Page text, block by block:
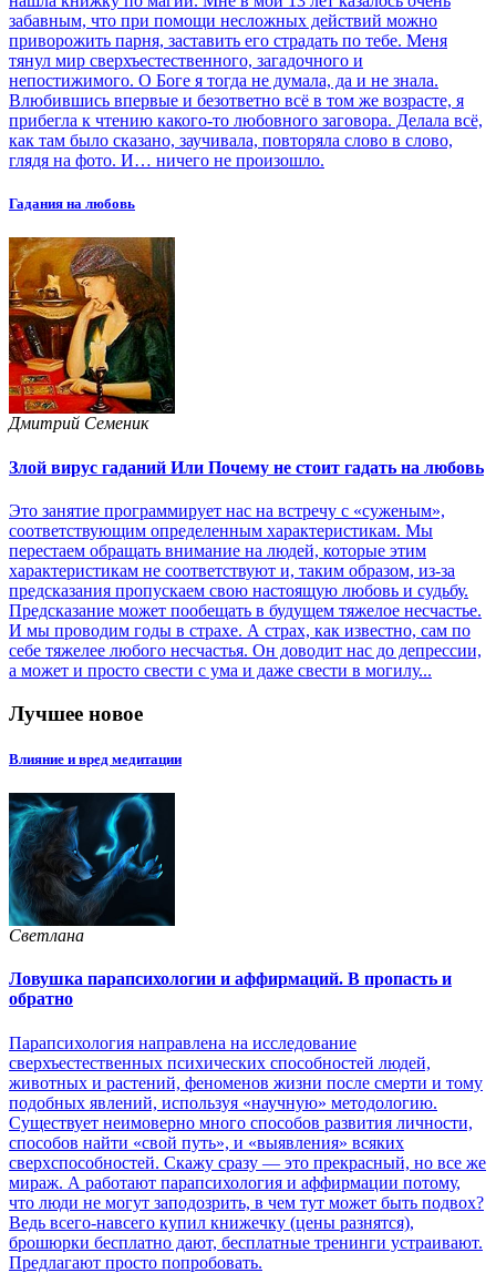
забавным, что при помощи несложных действий можно
приворожить парня, заставить его страдать по тебе. Меня
тянул мир сверхъестественного, загадочного и
непостижимого. О Боге я тогда не думала, да и не знала.
Влюбившись впервые и безответно всё в том же возрасте, я
прибегла к чтению какого-то любовного заговора. Делала всё,
как там было сказано, заучивала, повторяла слово в слово,
глядя на фото. И… ничего не произошло.
Гадания на любовь
Дмитрий Семеник
Злой вирус гаданий Или Почему не стоит гадать на любовь
Это занятие программирует нас на встречу с «суженым»,
соответствующим определенным характеристикам. Мы
перестаем обращать внимание на людей, которые этим
характеристикам не соответствуют и, таким образом, из-за
предсказания пропускаем свою настоящую любовь и судьбу.
Предсказание может пообещать в будущем тяжелое несчастье.
И мы проводим годы в страхе. А страх, как известно, сам по
себе тяжелее любого несчастья. Он доводит нас до депрессии,
а может и просто свести с ума и даже свести в могилу...
Лучшее новое
Влияние и вред медитации
Светлана
Ловушка парапсихологии и аффирмаций. В пропасть и
обратно
Парапсихология направлена на исследование
сверхъестественных психических способностей людей,
животных и растений, феноменов жизни после смерти и тому
подобных явлений, используя «научную» методологию.
Существует неимоверно много способов развития личности,
способов найти «свой путь», и «выявления» всяких
сверхспособностей. Скажу сразу — это прекрасный, но все же
мираж. А работают парапсихология и аффирмации потому,
что люди не могут заподозрить, в чем тут может быть подвох?
Ведь всего-навсего купил книжечку (цены разнятся),
брошюрки бесплатно дают, бесплатные тренинги устраивают.
Предлагают просто попробовать.